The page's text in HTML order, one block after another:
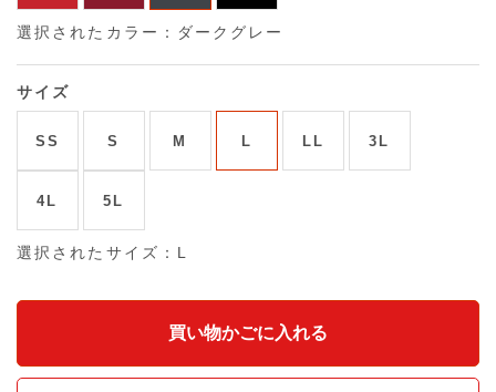
選択されたカラー：ダークグレー
サイズ
SS S M L LL 3L
4L 5L
選択されたサイズ：L